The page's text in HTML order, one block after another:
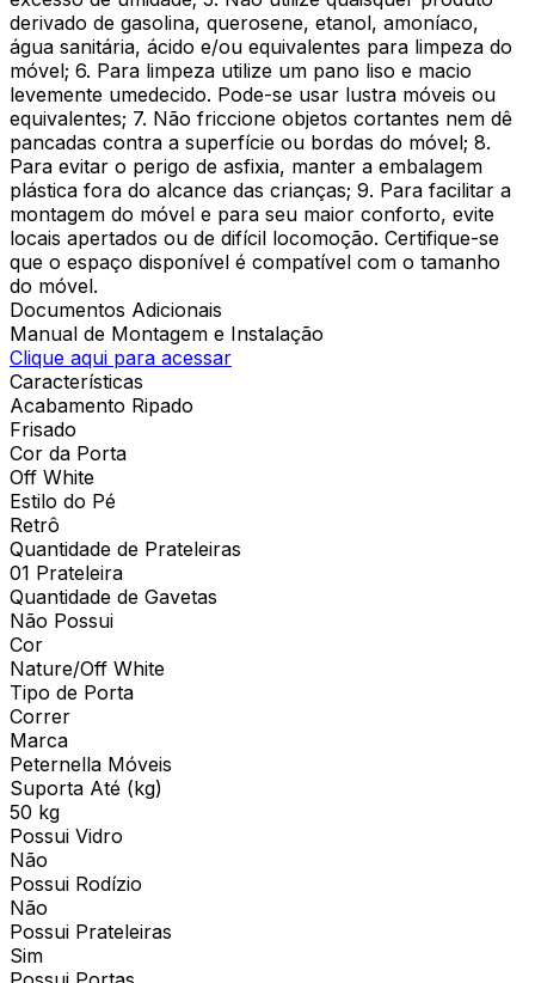
derivado de gasolina, querosene, etanol, amoníaco,
água sanitária, ácido e/ou equivalentes para limpeza do
móvel; 6. Para limpeza utilize um pano liso e macio
levemente umedecido. Pode-se usar lustra móveis ou
equivalentes; 7. Não friccione objetos cortantes nem dê
pancadas contra a superfície ou bordas do móvel; 8.
Para evitar o perigo de asfixia, manter a embalagem
plástica fora do alcance das crianças; 9. Para facilitar a
montagem do móvel e para seu maior conforto, evite
locais apertados ou de difícil locomoção. Certifique-se
que o espaço disponível é compatível com o tamanho
do móvel.
Documentos Adicionais
Manual de Montagem e Instalação
Clique aqui para acessar
Características
Acabamento Ripado
Frisado
Cor da Porta
Off White
Estilo do Pé
Retrô
Quantidade de Prateleiras
01 Prateleira
Quantidade de Gavetas
Não Possui
Cor
Nature/Off White
Tipo de Porta
Correr
Marca
Peternella Móveis
Suporta Até (kg)
50 kg
Possui Vidro
Não
Possui Rodízio
Não
Possui Prateleiras
Sim